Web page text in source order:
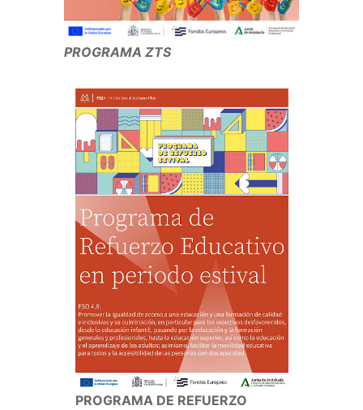
PROGRAMA ZTS
PROGRAMA DE REFUERZO